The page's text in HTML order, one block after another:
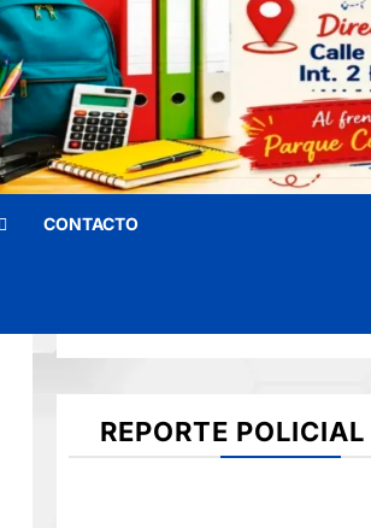
CONTACTO
REPORTE